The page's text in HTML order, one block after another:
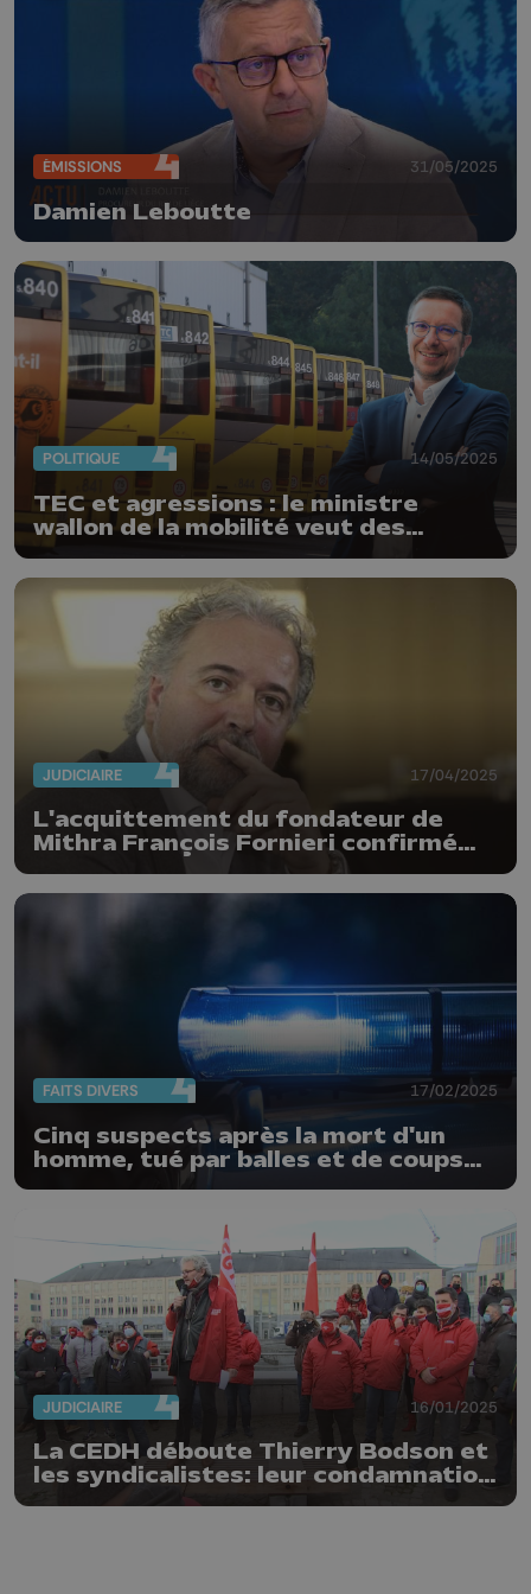
ÉMISSIONS 31/05/2025
Damien Leboutte
POLITIQUE 14/05/2025
TEC et agressions : le ministre
wallon de la mobilité veut des
réactions
JUDICIAIRE 17/04/2025
L'acquittement du fondateur de
Mithra François Fornieri confirmé
FAITS DIVERS 17/02/2025
Cinq suspects après la mort d'un
homme, tué par balles et de coups
de machette, à Liège
JUDICIAIRE 16/01/2025
La CEDH déboute Thierry Bodson et
les syndicalistes: leur condamnation